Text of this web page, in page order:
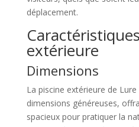
déplacement.
extérieure
Dimensions
La piscine extérieure de
dimensions généreuses,
spacieux pour pratiquer la